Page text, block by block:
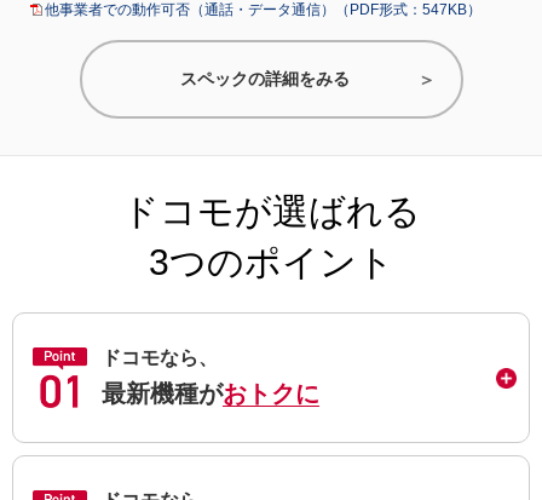
他事業者での動作可否（通話・データ通信）（PDF形式：547KB）
スペックの詳細をみる
ドコモが選ばれる
3つのポイント
ドコモなら、
最新機種がおトクに